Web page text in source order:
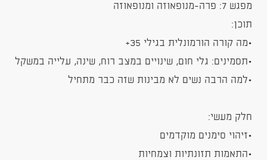
מפגש 7: פרה-מנופאוזה ומנופאוזה
תוכן:
•מה קורה הורמונלית בגילי 35+
•תסמינים: גלי חום, שינויים במצב רוח, שינה, עלייה במשקל
•למה הרבה נשים לא מבינות שזה כבר מתחיל
חלק מעשי:
•זיהוי סימנים מוקדמים
•התאמות תזונתיות וצמחיות